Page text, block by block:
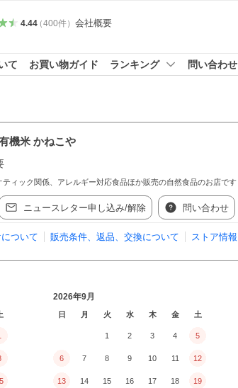
4.44（400件） 会社概要
て お買い物ガイド ランキング 問い合わせ
機米 かねこや
ィック関係、アレルギー対応食品ほか販売の自然食品のお店です
ニュースレター申し込み/解除 問い合わせ
ついて 販売条件、返品、交換について ストア情報
2026年9月
日 月 火 水 木 金 土
1 2 3 4 5
6 7 8 9 10 11 12
13 14 15 16 17 18 19